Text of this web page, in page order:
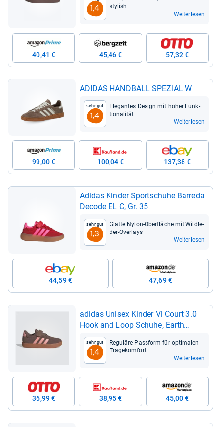
1,4
sty­lish
Weiterlesen
40,41 € 45,46 € 57,32 €
ADI­DAS HAND­BALL SPE­ZIAL W
Sehr gut
1,4
Ele­gan­tes Design mit hoher Funk­
tio­na­li­tät
Weiterlesen
99,00 € 100,04 € 137,38 €
Adi­das Kin­der Sport­schuhe Bar­reda
Decode EL C, Gr. 35
Sehr gut
1,3
Glatte Nylon-​Ober­flä­che mit Wild­le­
der-​Over­lays
Weiterlesen
44,59 € 47,69 €
adi­das Uni­sex Kin­der Vl Court 3.0
Hook and Loop Schuhe, Earth
Strata/Semi Fro­zen Turbo/Amber
Gum, 34 EU
Sehr gut
1,4
Regu­läre Pass­form für opti­ma­len
Tra­ge­kom­fort
Weiterlesen
36,99 € 38,95 € 45,00 €